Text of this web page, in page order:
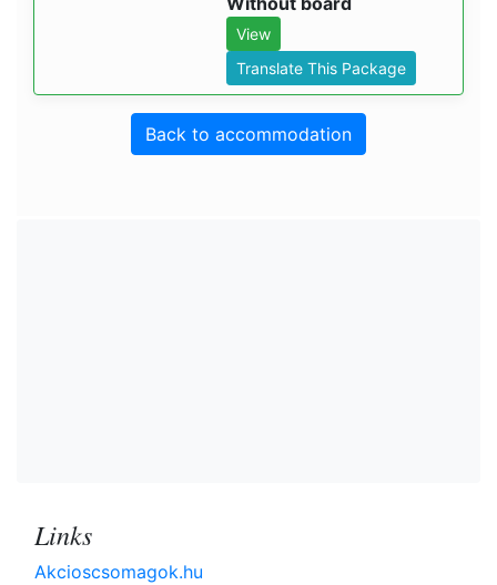
View
Translate This Package
Back to accommodation
Links
Akcioscsomagok.hu